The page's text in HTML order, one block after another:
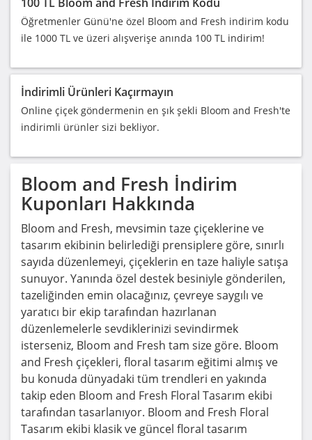
Öğretmenler Günü'ne özel Bloom and Fresh indirim kodu
ile 1000 TL ve üzeri alışverişe anında 100 TL indirim!
İndirimli Ürünleri Kaçırmayın
Online çiçek göndermenin en şık şekli Bloom and Fresh'te
indirimli ürünler sizi bekliyor.
Bloom and Fresh İndirim
Kuponları Hakkında
Bloom and Fresh, mevsimin taze çiçeklerine ve
tasarım ekibinin belirlediği prensiplere göre, sınırlı
sayıda düzenlemeyi, çiçeklerin en taze haliyle satışa
sunuyor. Yanında özel destek besiniyle gönderilen,
tazeliğinden emin olacağınız, çevreye saygılı ve
yaratıcı bir ekip tarafından hazırlanan
düzenlemelerle sevdiklerinizi sevindirmek
isterseniz, Bloom and Fresh tam size göre. Bloom
and Fresh çiçekleri, floral tasarım eğitimi almış ve
bu konuda dünyadaki tüm trendleri en yakında
takip eden Bloom and Fresh Floral Tasarım ekibi
tarafından tasarlanıyor. Bloom and Fresh Floral
Tasarım ekibi klasik ve güncel floral tasarım